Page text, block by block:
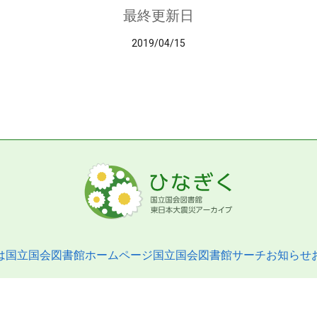
最終更新日
2019/04/15
国立国会図書館ホームページ国立国会図書館サーチお知らせ